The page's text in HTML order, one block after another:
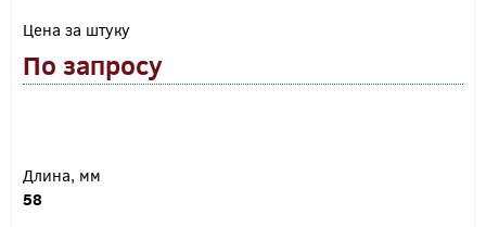
Цена за штуку
По запросу
Длина, мм
58